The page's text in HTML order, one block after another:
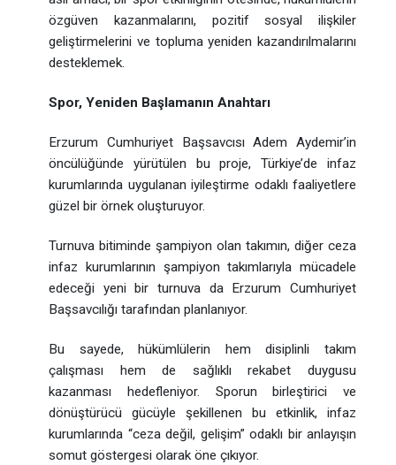
özgüven kazanmalarını, pozitif sosyal ilişkiler
geliştirmelerini ve topluma yeniden kazandırılmalarını
desteklemek.
Spor, Yeniden Başlamanın Anahtarı
Erzurum Cumhuriyet Başsavcısı Adem Aydemir’in
öncülüğünde yürütülen bu proje, Türkiye’de infaz
kurumlarında uygulanan iyileştirme odaklı faaliyetlere
güzel bir örnek oluşturuyor.
Turnuva bitiminde şampiyon olan takımın, diğer ceza
infaz kurumlarının şampiyon takımlarıyla mücadele
edeceği yeni bir turnuva da Erzurum Cumhuriyet
Başsavcılığı tarafından planlanıyor.
Bu sayede, hükümlülerin hem disiplinli takım
çalışması hem de sağlıklı rekabet duygusu
kazanması hedefleniyor. Sporun birleştirici ve
dönüştürücü gücüyle şekillenen bu etkinlik, infaz
kurumlarında “ceza değil, gelişim” odaklı bir anlayışın
somut göstergesi olarak öne çıkıyor.